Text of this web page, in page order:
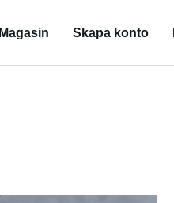
Magasin Skapa konto